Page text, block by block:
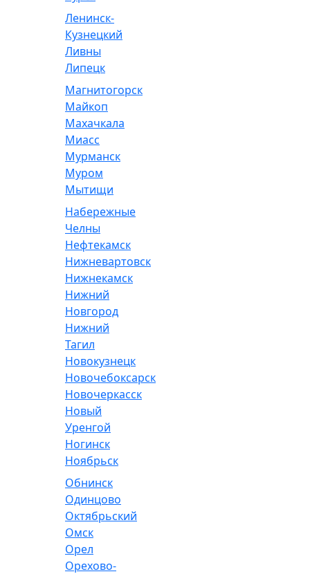
Ленинск-
Кузнецкий
Ливны
Липецк
Магнитогорск
Майкоп
Махачкала
Миасс
Мурманск
Муром
Мытищи
Набережные
Челны
Нефтекамск
Нижневартовск
Нижнекамск
Нижний
Новгород
Нижний
Тагил
Новокузнецк
Новочебоксарск
Новочеркасск
Новый
Уренгой
Ногинск
Ноябрьск
Обнинск
Одинцово
Октябрьский
Омск
Орел
Орехово-